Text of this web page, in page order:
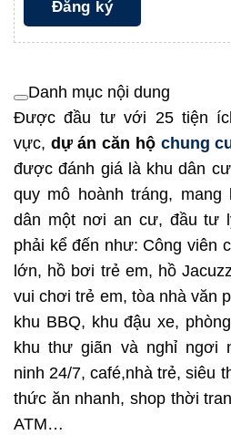
Danh mục nội dung
Được đầu tư với 25 tiện
vực, dự án căn hộ chung
được đánh giá là khu dân
quy mô hoành tráng,
dân một nơi an cư, đầu tư
phải kể đến như: Công viên
lớn, hồ bơi trẻ em, hồ
vui chơi trẻ em, tòa nhà văn
khu BBQ, khu đậu xe,
khu thư giãn và nghỉ ngơi
ninh 24/7, café,nhà trẻ, siêu
thức ăn nhanh, shop thời
ATM…